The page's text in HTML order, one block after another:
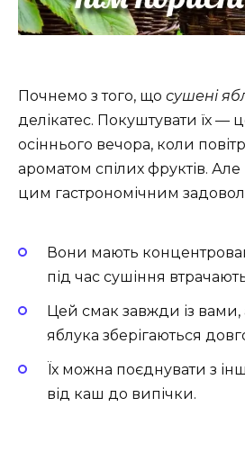
Почнемо з того, що сушені
делікатес. Покуштувати їх —
осіннього вечора, коли
ароматом спілих фруктів.
цим гастрономічним
Вони мають
під час сушіння
Цей смак завжди із
яблука зберігаються
Їх можна поєднувати з
від каш до випічки.